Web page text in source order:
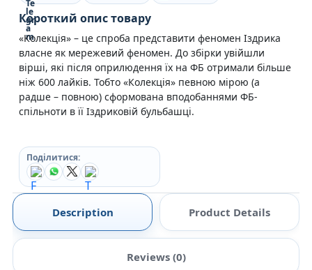
Короткий опис товару
«Колекція» – це спроба представити феномен Іздрика
власне як мережевий феномен. До збірки увійшли
вірші, які після оприлюдення їх на ФБ отримали більше
ніж 600 лайків. Тобто «Колекція» певною мірою (а
радше – повною) сформована вподобаннями ФБ-
спільноти в її Іздриковій бульбашці.
Поділитися:
Description Product Details
Reviews (0)